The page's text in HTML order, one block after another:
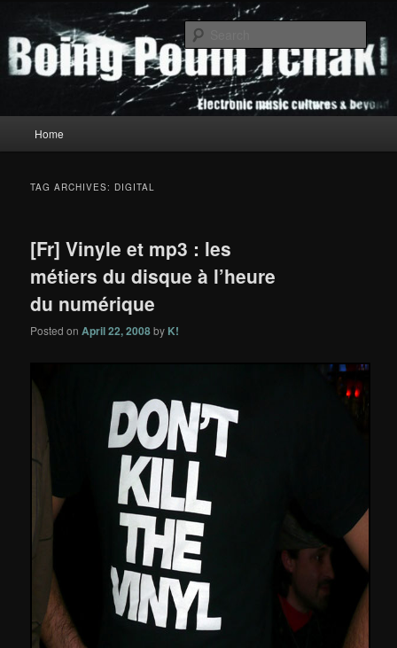
primary
content
secondary
contentBoing Poum Tchak!
Home
TAG ARCHIVES: DIGITAL
[Fr] Vinyle et mp3 : les
métiers du disque à l’heure
du numérique
Posted onApril 22, 2008by K!